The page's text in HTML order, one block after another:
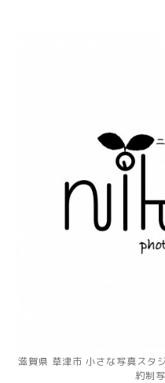
滋賀県 草津市 小さな写真スタ
約制